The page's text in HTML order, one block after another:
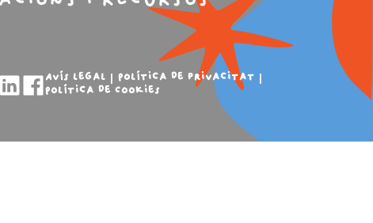
Avís legal
Política de privacitat
Política de Cookies